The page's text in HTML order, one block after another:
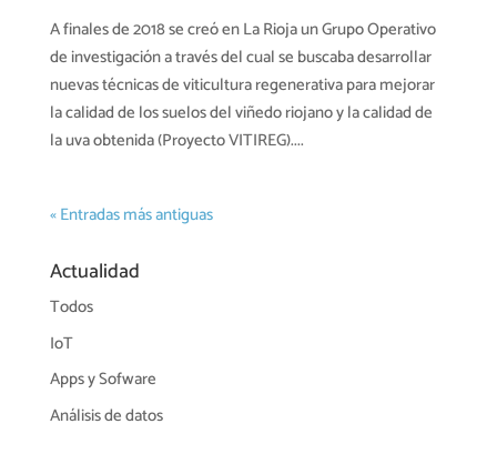
A finales de 2018 se creó en La Rioja un Grupo Operativo
de investigación a través del cual se buscaba desarrollar
nuevas técnicas de viticultura regenerativa para mejorar
la calidad de los suelos del viñedo riojano y la calidad de
la uva obtenida (Proyecto VITIREG)....
« Entradas más antiguas
Actualidad
Todos
IoT
Apps y Sofware
Análisis de datos